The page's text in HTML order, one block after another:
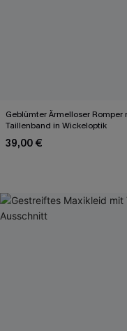
Geblümter Ärmelloser Romper
Taillenband in Wickeloptik
39,00 €